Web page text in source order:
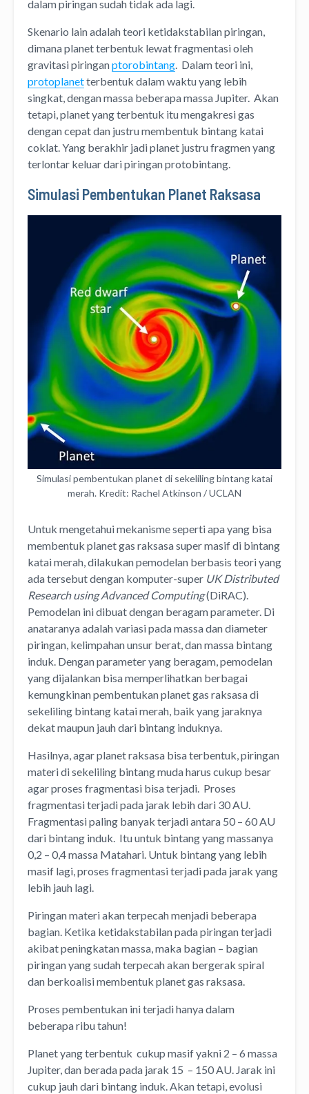
dalam piringan sudah tidak ada lagi.
Skenario lain adalah teori ketidakstabilan piringan,
dimana planet terbentuk lewat fragmentasi oleh
gravitasi piringanptorobintang . Dalam teori ini,
protoplanetterbentuk dalam waktu yang lebih
singkat, dengan massa beberapa massa Jupiter. Akan
tetapi, planet yang terbentuk itu mengakresi gas
dengan cepat dan justru membentuk bintang katai
coklat. Yang berakhir jadi planet justru fragmen yang
terlontar keluar dari piringan protobintang.
Simulasi Pembentukan Planet Raksasa
Simulasi pembentukan planet di sekeliling bintang katai
merah. Kredit: Rachel Atkinson / UCLAN
Untuk mengetahui mekanisme seperti apa yang bisa
membentuk planet gas raksasa super masif di bintang
katai merah, dilakukan pemodelan berbasis teori yang
ada tersebut dengan komputer-super UK Distributed
Research using Advanced Computing(DiRAC).
Pemodelan ini dibuat dengan beragam parameter. Di
anataranya adalah variasi pada massa dan diameter
piringan, kelimpahan unsur berat, dan massa bintang
induk. Dengan parameter yang beragam, pemodelan
yang dijalankan bisa memperlihatkan berbagai
kemungkinan pembentukan planet gas raksasa di
sekeliling bintang katai merah, baik yang jaraknya
dekat maupun jauh dari bintang induknya.
Hasilnya, agar planet raksasa bisa terbentuk, piringan
materi di sekeliling bintang muda harus cukup besar
agar proses fragmentasi bisa terjadi. Proses
fragmentasi terjadi pada jarak lebih dari 30 AU.
Fragmentasi paling banyak terjadi antara 50 – 60 AU
dari bintang induk. Itu untuk bintang yang massanya
0,2 – 0,4 massa Matahari. Untuk bintang yang lebih
masif lagi, proses fragmentasi terjadi pada jarak yang
lebih jauh lagi.
Piringan materi akan terpecah menjadi beberapa
bagian. Ketika ketidakstabilan pada piringan terjadi
akibat peningkatan massa, maka bagian – bagian
piringan yang sudah terpecah akan bergerak spiral
dan berkoalisi membentuk planet gas raksasa.
Proses pembentukan ini terjadi hanya dalam
beberapa ribu tahun!
Planet yang terbentuk cukup masif yakni 2 – 6 massa
Jupiter, dan berada pada jarak 15 – 150 AU. Jarak ini
cukup jauh dari bintang induk. Akan tetapi, evolusi